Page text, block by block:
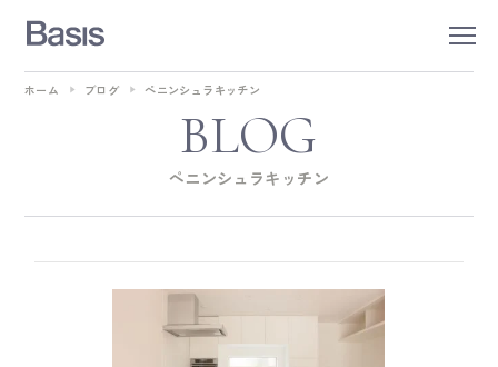
BLOG
ペニンシュラキッチン
ホーム ブログ ペニンシュラキッチン